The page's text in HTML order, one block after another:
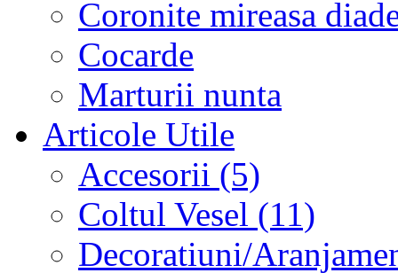
Coronite mireasa
Cocarde
Marturii nunta
Articole Utile
Accesorii (5)
Coltul Vesel (11)
Decoratiuni/